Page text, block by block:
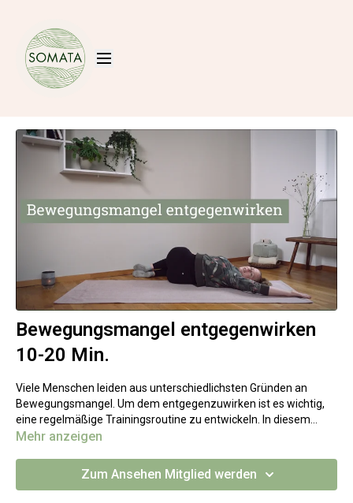
Bewegungsmangel entgegenwirken
10-20 Min.
Viele Menschen leiden aus unterschiedlichsten Gründen an
Bewegungsmangel. Um dem entgegenzuwirken ist es wichtig,
eine regelmäßige Trainingsroutine zu entwickeln. In diesem
Video führe ich dich durch einen Übungsablauf, der sehr einfach
Zeit zu investieren.
Mehr anzeigen
Zum Ansehen Mitglied werden